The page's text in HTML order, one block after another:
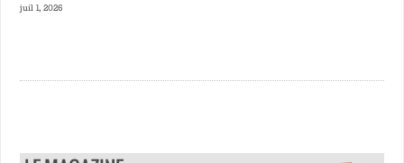
juil 1, 2026